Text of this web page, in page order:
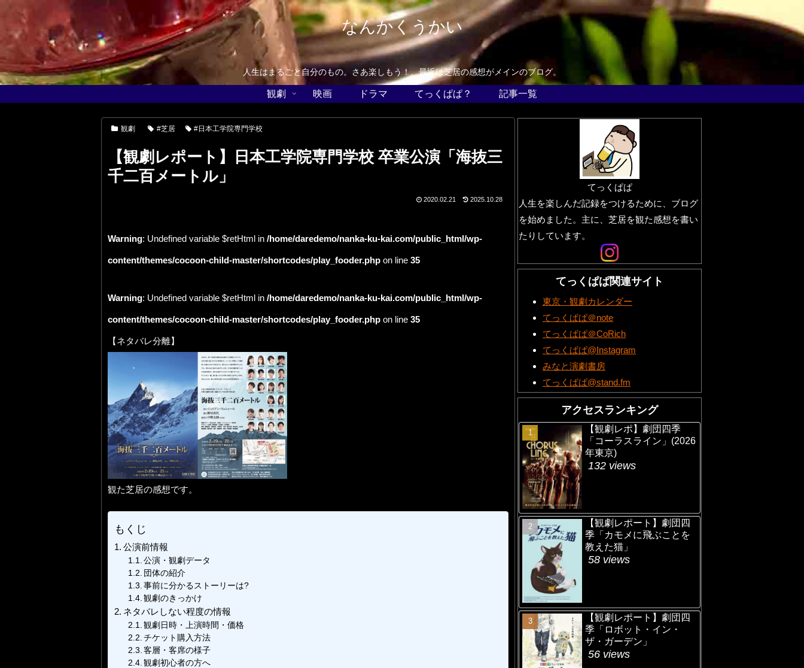
なんかくうかい
人生はまるごと自分のもの。さあ楽しもう！。最近は芝居の感想がメインのブログ。
観劇 映画 ドラマ てっくぱぱ？ 記事一覧
観劇 #芝居 #日本工学院専門学校
【観劇レポート】日本工学院専門学校 卒業公演「海抜三
千二百メートル」
2020.02.21 2025.10.28
Warning: Undefined variable $retHtml in /home/daredemo/nanka-ku-kai.com/public_html/wp-
content/themes/cocoon-child-master/shortcodes/play_fooder.php on line 35
Warning: Undefined variable $retHtml in /home/daredemo/nanka-ku-kai.com/public_html/wp-
content/themes/cocoon-child-master/shortcodes/play_fooder.php on line 35
【ネタバレ分離】
観た芝居の感想です。
もくじ
公演前情報
公演・観劇データ
団体の紹介
事前に分かるストーリーは?
観劇のきっかけ
ネタバレしない程度の情報
観劇日時・上演時間・価格
チケット購入方法
客層・客席の様子
観劇初心者の方へ
てっくぱぱ
人生を楽しんだ記録をつけるために、ブログ
を始めました。主に、芝居を観た感想を書い
たりしています。
てっくぱぱ関連サイト
東京・観劇カレンダー
てっくぱぱ＠note
てっくぱぱ＠CoRich
てっくぱぱ@Instagram
みなと演劇書房
てっくぱぱ@stand.fm
アクセスランキング
【観劇レポ】劇団四季
「コーラスライン」(2026
年東京)
132 views
【観劇レポート】劇団四
季「カモメに飛ぶことを
教えた猫」
58 views
【観劇レポート】劇団四
季「ロボット・イン・
ザ・ガーデン」
56 views